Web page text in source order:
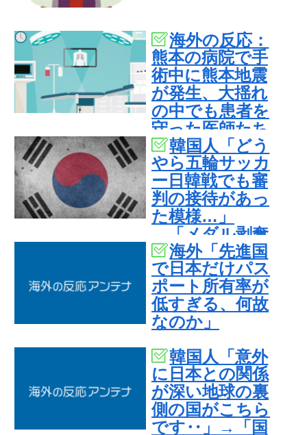
海外の反応：
熊本の病院で手
術中に熊本地震
が発生、大揺れ
の中でも患者を
守った医師たち
の対応ぶりに海
外大絶賛
韓国人「どう
やら五輪サッカ
ー日韓戦でも審
判の接待があっ
た模様…」
→「メダル剥奪
なのでは…？
（ﾌﾞﾙﾌﾞﾙ」＝韓
国の反応
海外「先進国
で日本だけパス
ポート所有率が
低すぎる、何故
なのか」
韓国人「意外
に日本との関係
が深い地球の裏
側の国がこちら
です‥」→「国